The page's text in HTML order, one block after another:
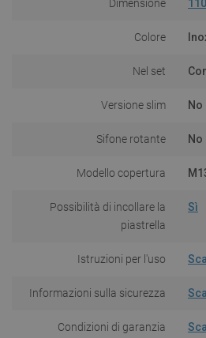
Dimensione
Colore
Nel set
Versione slim No
Sifone rotante No
Modello copertura
Possibilità di incollare la
piastrella
Sì
Istruzioni per l'uso
Informazioni sulla sicurezza
Condizioni di garanzia